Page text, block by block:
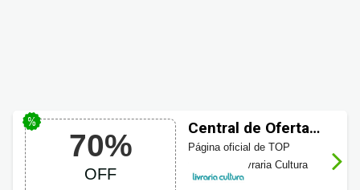
70%
OFF
Central de Ofertas
Livraria Cultura até
70% OFF
Página oficial de TOP
ofertas da Livraria Cultura
com até